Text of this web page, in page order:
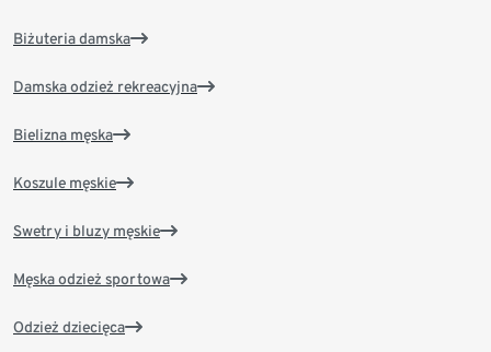
Biżuteria damska
Damska odzież rekreacyjna
Bielizna męska
Koszule męskie
Swetry i bluzy męskie
Męska odzież sportowa
Odzież dziecięca